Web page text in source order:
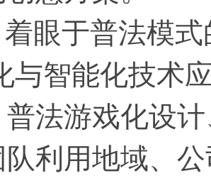
眼于普法模
与智能化技术
法游戏化设
队利用地域、